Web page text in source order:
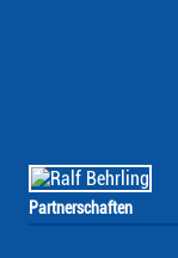
Partnerschaften